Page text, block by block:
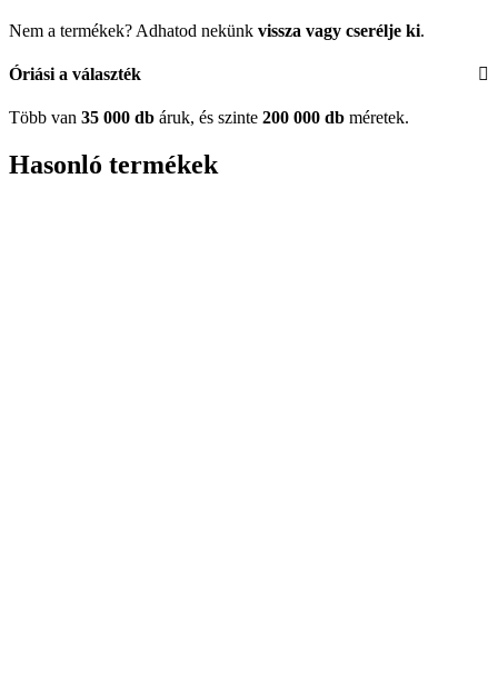
Nem a termékek? Adhatod nekünk vissza vagy cserélje ki.
Óriási a választék
Több van 35 000 db áruk, és szinte 200 000 db méretek.
Hasonló termékek